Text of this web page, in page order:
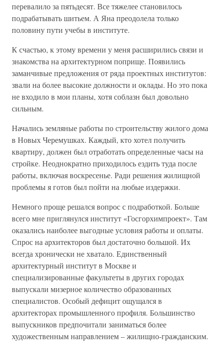
перевалило за пятьдесят. Все тяжелее становилось
подрабатывать шитьем. А Яна преодолела только
половину пути учебы в институте.
К счастью, к этому времени у меня расширились связи и
знакомства на архитектурном поприще. Появились
заманчивые предложения от ряда проектных институтов:
звали на более высокие должности и оклады. Но это пока
не входило в мои планы, хотя соблазн был довольно
сильным.
Начались земляные работы по строительству жилого дома
в Новых Черемушках. Каждый, кто хотел получить
квартиру, должен был отработать определенные часы на
стройке. Неоднократно приходилось ездить туда после
работы, включая воскресенье. Ради решения жилищной
проблемы я готов был пойти на любые издержки.
Немного проще решался вопрос с подработкой. Больше
всего мне приглянулся институт «Госгорхимпроект». Там
оказались наиболее выгодные условия работы и оплаты.
Спрос на архитекторов был достаточно большой. Их
всегда хронически не хватало. Единственный
архитектурный институт в Москве и
специализированные факультеты в других городах
выпускали мизерное количество образованных
специалистов. Особый дефицит ощущался в
архитекторах промышленного профиля. Большинство
выпускников предпочитали заниматься более
художественным направлением – жилищно-гражданским.